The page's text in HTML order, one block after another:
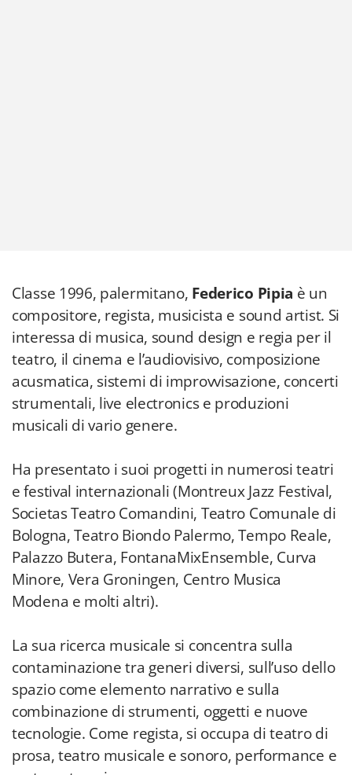
Classe 1996, palermitano, Federico Pipia è un
compositore, regista, musicista e sound artist. Si
interessa di musica, sound design e regia per il
teatro, il cinema e l’audiovisivo, composizione
acusmatica, sistemi di improvvisazione, concerti
strumentali, live electronics e produzioni
musicali di vario genere.
Ha presentato i suoi progetti in numerosi teatri
e festival internazionali (Montreux Jazz Festival,
Societas Teatro Comandini, Teatro Comunale di
Bologna, Teatro Biondo Palermo, Tempo Reale,
Palazzo Butera, FontanaMixEnsemble, Curva
Minore, Vera Groningen, Centro Musica
Modena e molti altri).
La sua ricerca musicale si concentra sulla
contaminazione tra generi diversi, sull’uso dello
spazio come elemento narrativo e sulla
combinazione di strumenti, oggetti e nuove
tecnologie. Come regista, si occupa di teatro di
prosa, teatro musicale e sonoro, performance e